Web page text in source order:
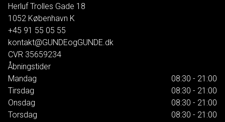
Herluf Trolles Gade 18
1052 København K
+45 91 55 05 55
kontakt@GUNDEogGUNDE.dk
CVR 35659234
Åbningstider
Mandag
08:30 - 21:00
Tirsdag
08:30 - 21:00
Onsdag
08:30 - 21:00
Torsdag
08:30 - 21:00